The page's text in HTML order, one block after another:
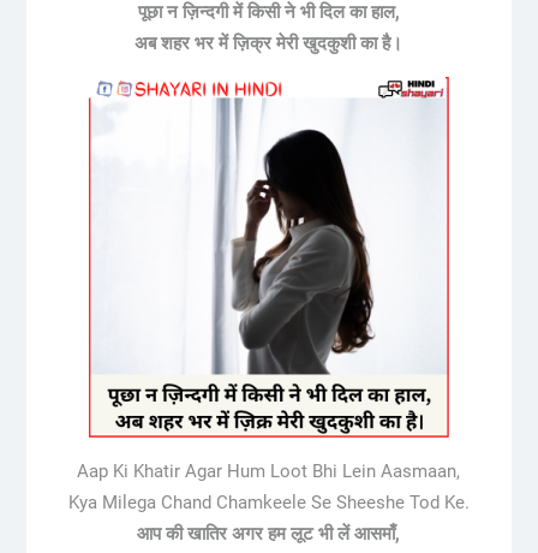
पूछा न ज़िन्दगी में किसी ने भी दिल का हाल,
अब शहर भर में ज़िक्र मेरी खुदकुशी का है।
Aap Ki Khatir Agar Hum Loot Bhi Lein Aasmaan,
Kya Milega Chand Chamkeele Se Sheeshe Tod Ke.
आप की खातिर अगर हम लूट भी लें आसमाँ,